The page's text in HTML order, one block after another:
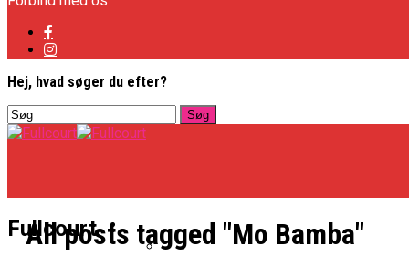
Hej, hvad søger du efter?
Fullcourt Basketligaen
All posts tagged "Mo Bamba"